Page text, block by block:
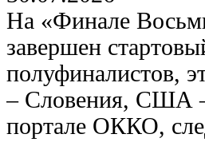
На «Финале
завершен
полуфиналистов,
– Словения, США
портале ОККО,